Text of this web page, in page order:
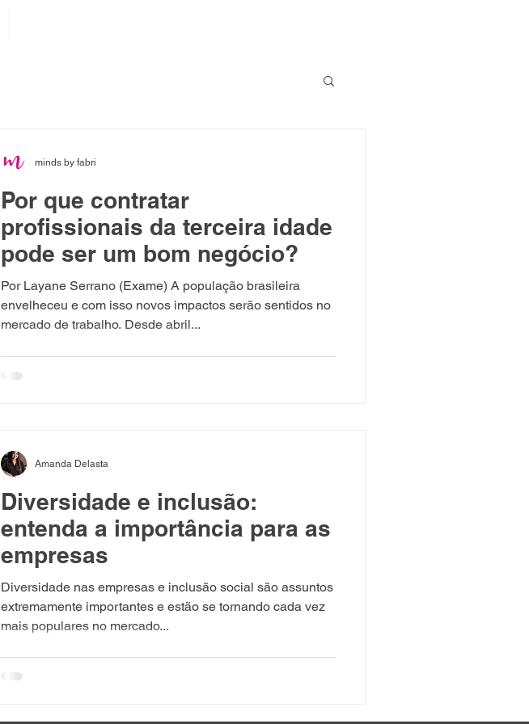
Por que contratar
profissionais da terceira idade
pode ser um bom negócio?
Por Layane Serrano (Exame) A população brasileira
envelheceu e com isso novos impactos serão sentidos no
mercado de trabalho. Desde abril...
minds by fabri
Diversidade e inclusão:
entenda a importância para as
empresas
Diversidade nas empresas e inclusão social são assuntos
extremamente importantes e estão se tornando cada vez
mais populares no mercado...
Amanda Delasta